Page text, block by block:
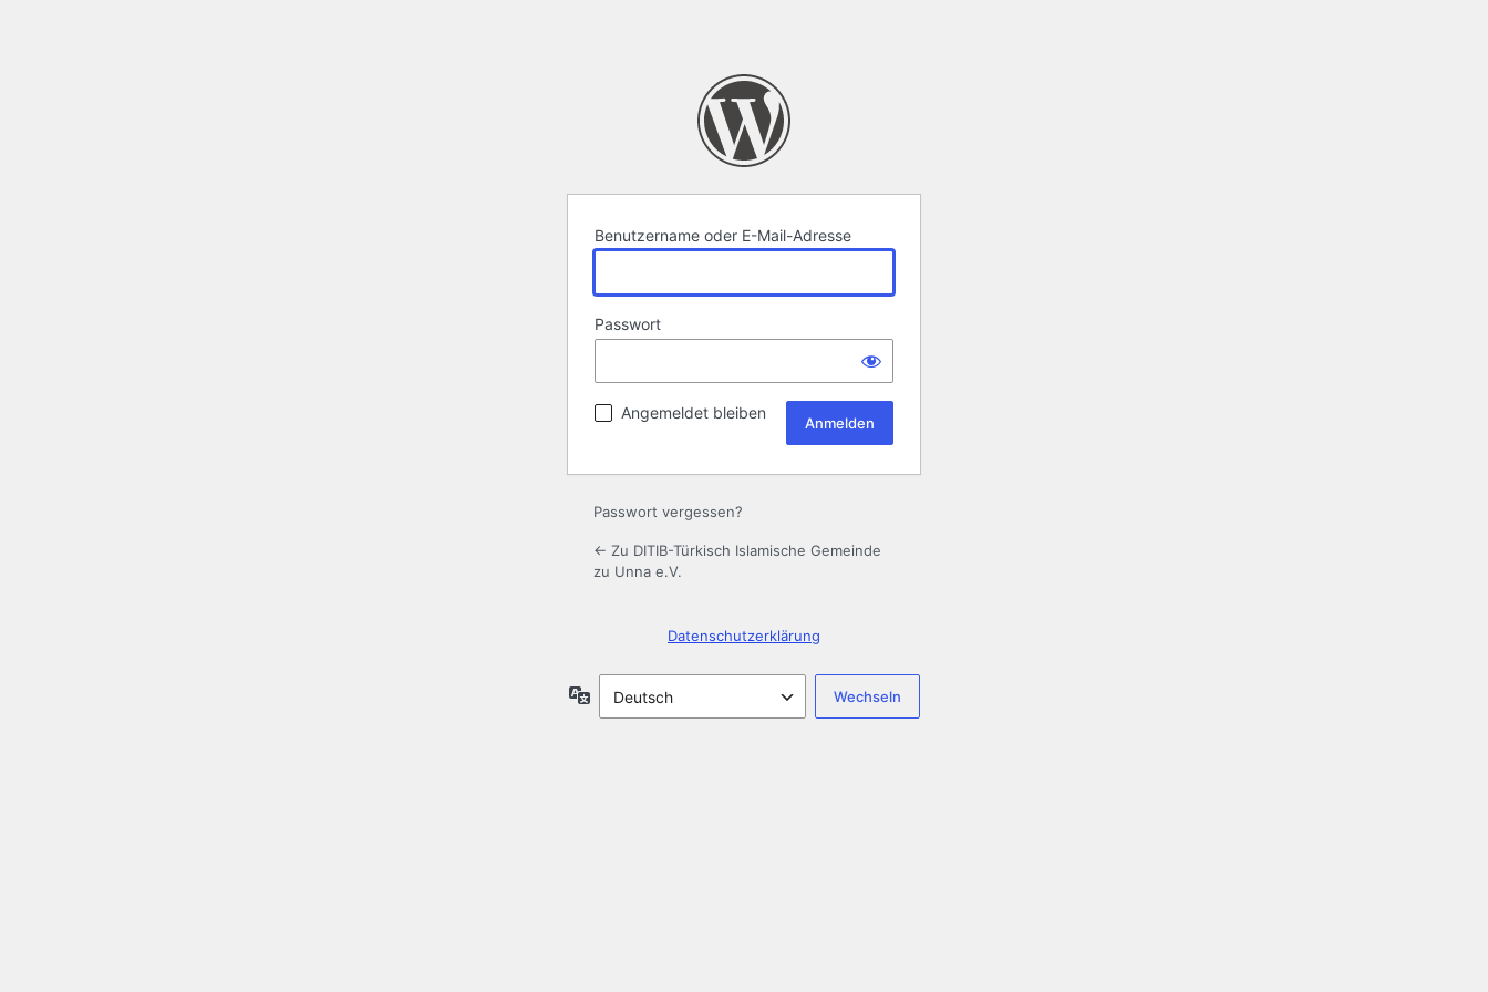
Benutzername oder E-Mail-Adresse
Passwort
Angemeldet bleiben
Passwort vergessen?
← Zu DITIB-Türkisch Islamische Gemeinde
zu Unna e.V.
Datenschutzerklärung
Sprache